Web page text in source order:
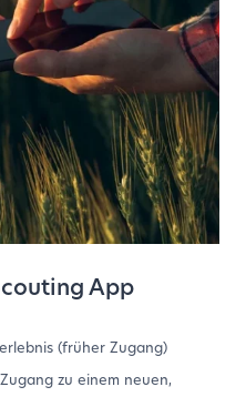
App
(früher Zugang)
zu einem neuen,